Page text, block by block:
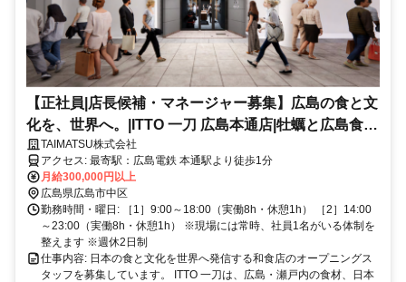
【正社員|店長候補・マネージャー募集】広島の食と文
化を、世界へ。|ITTO 一刀 広島本通店|牡蠣と広島食材
のダイバシティレストラン|オープニングスタッフ募集
TAIMATSU株式会社
アクセス: 最寄駅：広島電鉄 本通駅より徒歩1分
月給300,000円以上
広島県広島市中区
勤務時間・曜日: ［1］9:00～18:00（実働8h・休憩1h） ［2］14:00
～23:00（実働8h・休憩1h） ※現場には常時、社員1名がいる体制を
整えます ※週休2日制
仕事内容: 日本の食と文化を世界へ発信する和食店のオープニングス
タッフを募集しています。 ITTO 一刀は、広島・瀬戸内の食材、日本